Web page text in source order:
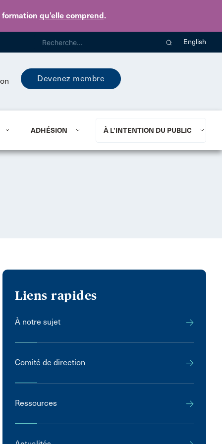
qu’elle comprend.
English
Devenez membre
ADHÉSION À L’INTENTION DU PUBLIC
Liens rapides
À notre sujet
Comité de direction
Ressources